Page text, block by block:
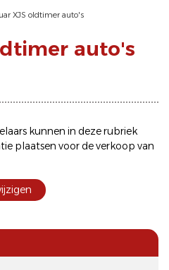
XJS oldtimer auto's
auto's
kunnen in deze rubriek
plaatsen voor deverkoop van